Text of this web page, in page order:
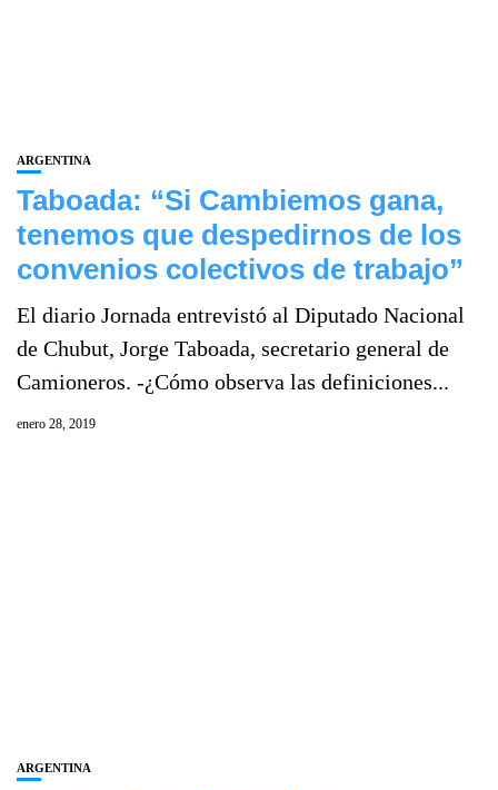
ARGENTINA
Taboada: “Si Cambiemos gana,
tenemos que despedirnos de los
convenios colectivos de trabajo”
El diario Jornada entrevistó al Diputado Nacional
de Chubut, Jorge Taboada, secretario general de
Camioneros. -¿Cómo observa las definiciones...
enero 28, 2019
ARGENTINA